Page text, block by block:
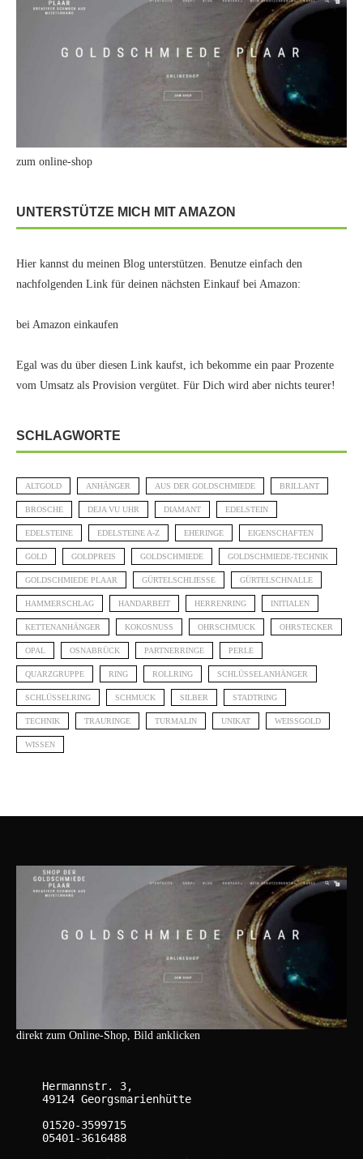
zum online-shop
UNTERSTÜTZE MICH MIT AMAZON
Hier kannst du meinen Blog unterstützen. Benutze einfach den
nachfolgenden Link für deinen nächsten Einkauf bei Amazon:
bei Amazon einkaufen
Egal was du über diesen Link kaufst, ich bekomme ein paar Prozente
vom Umsatz als Provision vergütet. Für Dich wird aber nichts teurer!
SCHLAGWORTE
ALTGOLD ANHÄNGER AUS DER GOLDSCHMIEDE BRILLANT
BROSCHE DEJA VU UHR DIAMANT EDELSTEIN
EDELSTEINE EDELSTEINE A-Z EHERINGE EIGENSCHAFTEN
GOLD GOLDPREIS GOLDSCHMIEDE GOLDSCHMIEDE-TECHNIK
GOLDSCHMIEDE PLAAR GÜRTELSCHLIESSE GÜRTELSCHNALLE
HAMMERSCHLAG HANDARBEIT HERRENRING INITIALEN
KETTENANHÄNGER KOKOSNUSS OHRSCHMUCK OHRSTECKER
OPAL OSNABRÜCK PARTNERRINGE PERLE
QUARZGRUPPE RING ROLLRING SCHLÜSSELANHÄNGER
SCHLÜSSELRING SCHMUCK SILBER STADTRING
TECHNIK TRAURINGE TURMALIN UNIKAT WEISSGOLD
WISSEN
direkt zum Online-Shop, Bild anklicken